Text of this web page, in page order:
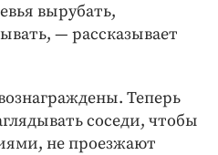
вырубать,
— рассказывает
Теперь
соседи, чтобы
не проезжают